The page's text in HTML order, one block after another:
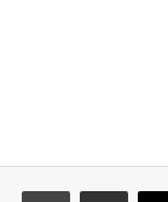
‫X مشاركة عبر البريد